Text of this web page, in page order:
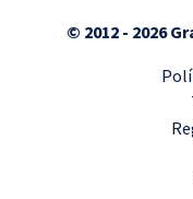
© 2012 - 2026